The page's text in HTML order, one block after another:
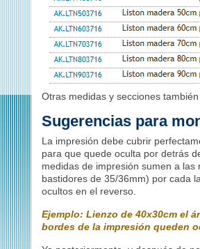
Otras medidas y secciones
Sugerencias para
La impresión debe cubrir
para que quede oculta por detrás
medidas de impresión sumen a
bastidores de 35/36mm) por cada
ocultos en el reverso.
Ejemplo: Lienzo de 40x30cm el
bordes de la impresión queden